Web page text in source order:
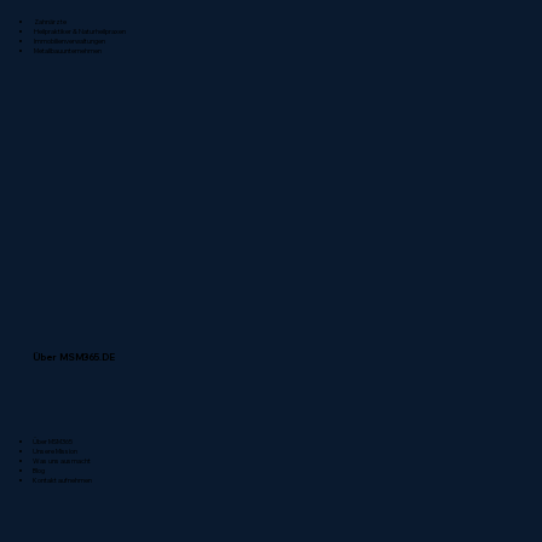
Über MSM365.DE
Zahnärzte
Heilpraktiker & Naturheilpraxen
Immobilienverwaltungen
Metallbauunternehmen
Über MSM365
Unsere Mission
Was uns ausmacht
Blog
Kontakt aufnehmen